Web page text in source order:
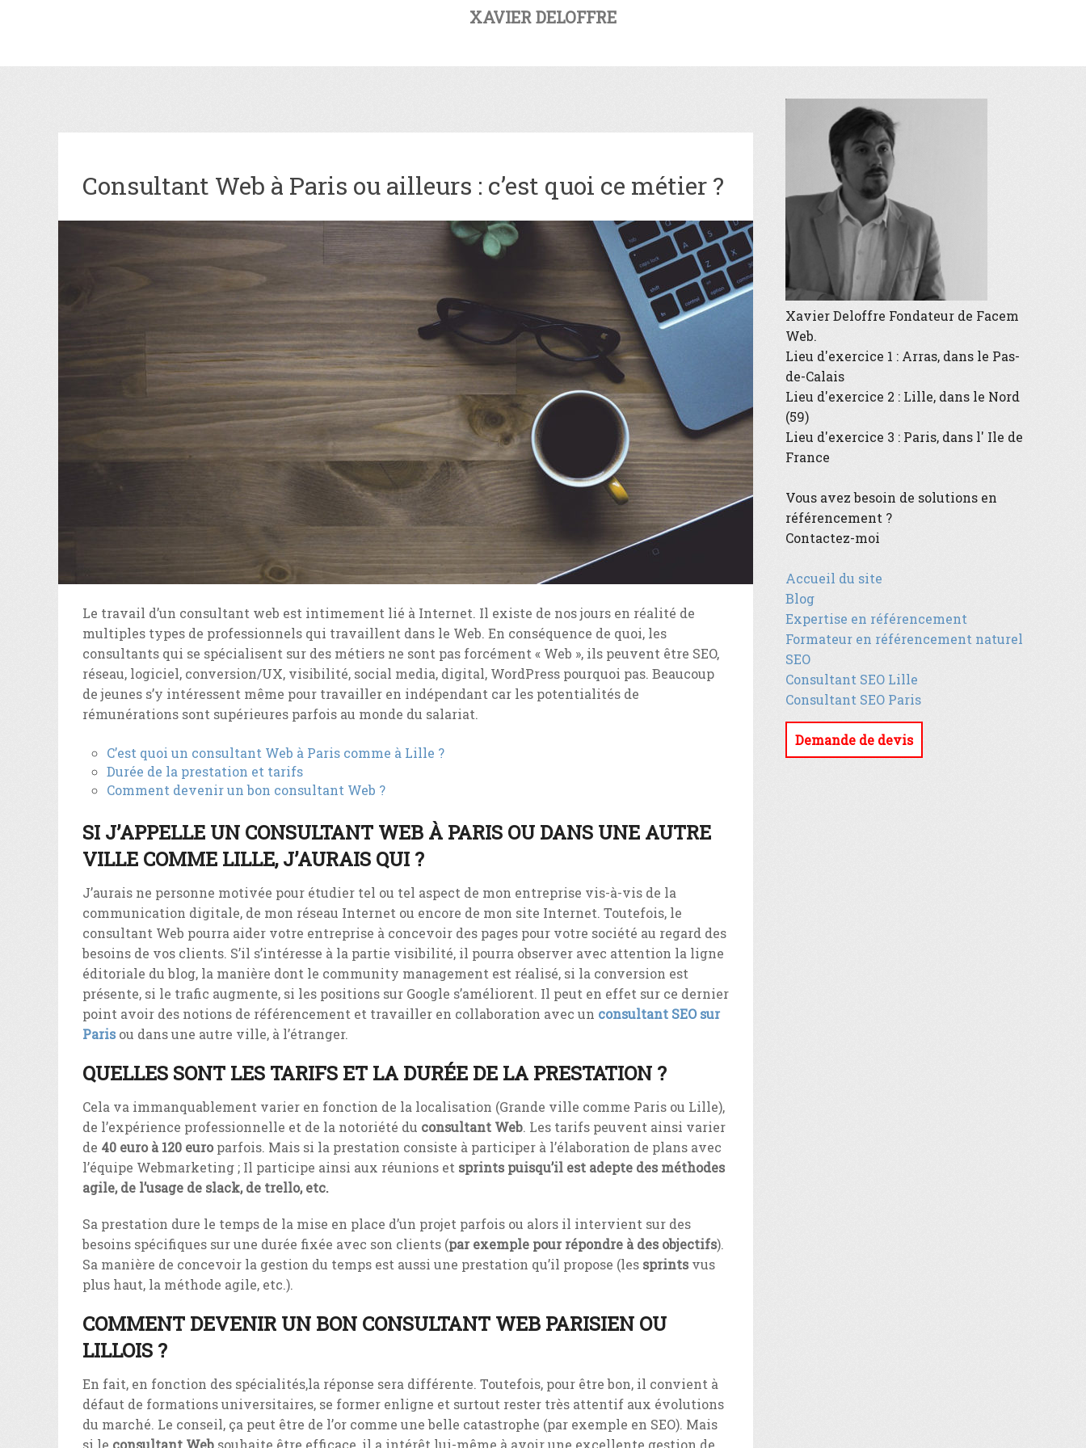
XAVIER DELOFFRE
Consultant Web à Paris ou ailleurs : c’est quoi ce métier ?
Le travail d’un consultant web est intimement lié à Internet. Il existe de nos jours en réalité de
multiples types de professionnels qui travaillent dans le Web. En conséquence de quoi, les
consultants qui se spécialisent sur des métiers ne sont pas forcément « Web », ils peuvent être SEO,
réseau, logiciel, conversion/UX, visibilité, social media, digital, WordPress pourquoi pas. Beaucoup
de jeunes s’y intéressent même pour travailler en indépendant car les potentialités de
rémunérations sont supérieures parfois au monde du salariat.
C’est quoi un consultant Web à Paris comme à Lille ?
Durée de la prestation et tarifs
Comment devenir un bon consultant Web ?
SI J’APPELLE UN CONSULTANT WEB À PARIS OU DANS UNE AUTRE
VILLE COMME LILLE, J’AURAIS QUI ?
J’aurais ne personne motivée pour étudier tel ou tel aspect de mon entreprise vis-à-vis de la
communication digitale, de mon réseau Internet ou encore de mon site Internet. Toutefois, le
consultant Web pourra aider votre entreprise à concevoir des pages pour votre société au regard des
besoins de vos clients. S’il s’intéresse à la partie visibilité, il pourra observer avec attention la ligne
éditoriale du blog, la manière dont le community management est réalisé, si la conversion est
présente, si le trafic augmente, si les positions sur Google s’améliorent. Il peut en effet sur ce dernier
point avoir des notions de référencement et travailler en collaboration avec un consultant SEO sur
Paris ou dans une autre ville, à l’étranger.
QUELLES SONT LES TARIFS ET LA DURÉE DE LA PRESTATION ?
Cela va immanquablement varier en fonction de la localisation (Grande ville comme Paris ou Lille),
de l’expérience professionnelle et de la notoriété du consultant Web. Les tarifs peuvent ainsi varier
de 40 euro à 120 europarfois. Mais si la prestation consiste à participer à l’élaboration de plans avec
l’équipe Webmarketing ; Il participe ainsi aux réunions et sprints puisqu’il est adepte des méthodes
agile, de l’usage de slack, de trello, etc.
Sa prestation dure le temps de la mise en place d’un projet parfois ou alors il intervient sur des
besoins spécifiques sur une durée fixée avec son clients (par exemple pour répondre à des objectifs).
Sa manière de concevoir la gestion du temps est aussi une prestation qu’il propose (les sprints vus
plus haut, la méthode agile, etc.).
COMMENT DEVENIR UN BON CONSULTANT WEB PARISIEN OU
LILLOIS ?
En fait, en fonction des spécialités,la réponse sera différente. Toutefois, pour être bon, il convient à
défaut de formations universitaires, se former enligne et surtout rester très attentif aux évolutions
du marché. Le conseil, ça peut être de l’or comme une belle catastrophe (par exemple en SEO). Mais
si le consultant Web souhaite être efficace, il a intérêt lui-même à avoir une excellente gestion de
Xavier Deloffre Fondateur de Facem
Web.
Lieu d'exercice 1 : Arras, dans le Pas-
de-Calais
Lieu d'exercice 2 : Lille, dans le Nord
(59)
Lieu d'exercice 3 : Paris, dans l' Ile de
France
Vous avez besoin de solutions en
référencement ?
Contactez-moi
Accueil du site
Blog
Expertise en référencement
Formateur en référencement naturel
SEO
Consultant SEO Lille
Consultant SEO Paris
Demande de devis